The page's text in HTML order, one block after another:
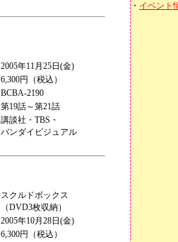
2005年11月25日(金)
6,300円（税込）
BCBA-2190
第19話～第21話
講談社・TBS・
バンダイビジュアル
スクルドボックス
（DVD3枚収納）
2005年10月28日(金)
6,300円（税込）
・ イベント